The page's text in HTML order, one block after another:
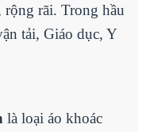
rãi. Trong hầu
tải, Giáo dục, Y
là loại áo khoác